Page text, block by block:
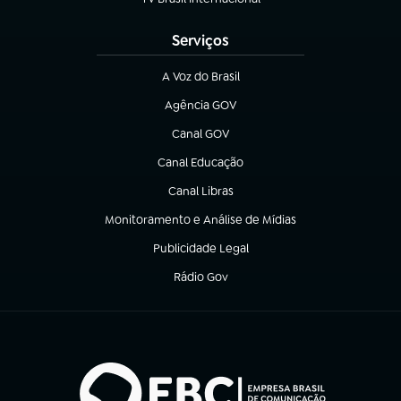
(abre em nova aba)
Serviços
A Voz do Brasil
(abre em nova aba)
Agência GOV
(abre em nova aba)
Canal GOV
(abre em nova aba)
Canal Educação
(abre em nova aba)
Canal Libras
(abre em nova aba)
Monitoramento e Análise de Mídias
(abre em nova aba)
Publicidade Legal
(abre em nova aba)
Rádio Gov
(abre em nova aba)